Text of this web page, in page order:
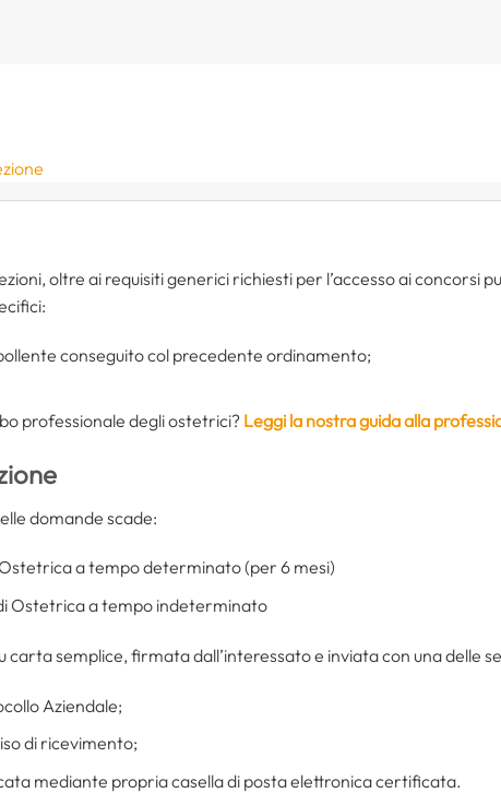
oltre ai requisiti generici richiesti per l’accesso ai concorsi
conseguito col precedente ordinamento;
professionale degli ostetrici?Leggi la nostra guida alla
domande scade:
a tempo determinato (per 6 mesi)
Ostetrica a tempo indeterminato
carta semplice, firmata dall’interessato e inviata con una delle
Aziendale;
di ricevimento;
mediante propria casella di posta elettronica certificata.